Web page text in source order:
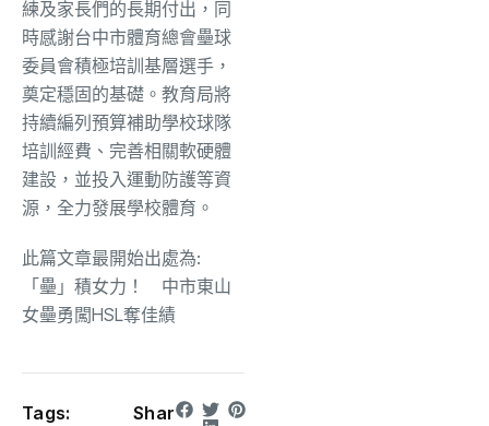
練及家長們的長期付出，同
時感謝台中市體育總會壘球
委員會積極培訓基層選手，
奠定穩固的基礎。教育局將
持續編列預算補助學校球隊
培訓經費、完善相關軟硬體
建設，並投入運動防護等資
源，全力發展學校體育。
此篇文章最開始出處為:
「壘」積女力！ 中市東山
女壘勇闖HSL奪佳績
Tags:
Shar